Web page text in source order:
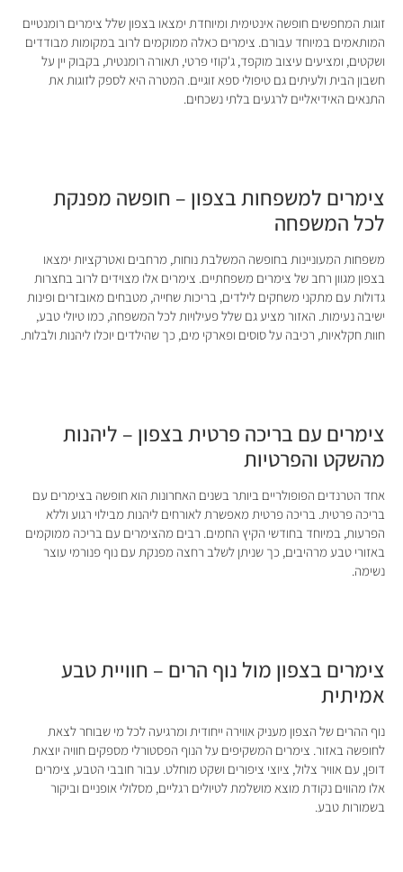
זוגות המחפשים חופשה אינטימית ומיוחדת ימצאו בצפון שלל צימרים רומנטיים
המותאמים במיוחד עבורם. צימרים כאלה ממוקמים לרוב במקומות מבודדים
ושקטים, ומציעים עיצוב מוקפד, ג'קוזי פרטי, תאורה רומנטית, בקבוק יין על
חשבון הבית ולעיתים גם טיפולי ספא זוגיים. המטרה היא לספק לזוגות את
התנאים האידיאליים לרגעים בלתי נשכחים.
צימרים למשפחות בצפון – חופשה מפנקת
לכל המשפחה
משפחות המעוניינות בחופשה המשלבת נוחות, מרחבים ואטרקציות ימצאו
בצפון מגוון רחב של צימרים משפחתיים. צימרים אלו מצוידים לרוב בחצרות
גדולות עם מתקני משחקים לילדים, בריכות שחייה, מטבחים מאובזרים ופינות
ישיבה נעימות. האזור מציע גם שלל פעילויות לכל המשפחה, כמו טיולי טבע,
חוות חקלאיות, רכיבה על סוסים ופארקי מים, כך שהילדים יוכלו ליהנות ולבלות.
צימרים עם בריכה פרטית בצפון – ליהנות
מהשקט והפרטיות
אחד הטרנדים הפופולריים ביותר בשנים האחרונות הוא חופשה בצימרים עם
בריכה פרטית. בריכה פרטית מאפשרת לאורחים ליהנות מבילוי רגוע וללא
הפרעות, במיוחד בחודשי הקיץ החמים. רבים מהצימרים עם בריכה ממוקמים
באזורי טבע מרהיבים, כך שניתן לשלב רחצה מפנקת עם נוף פנורמי עוצר
נשימה.
צימרים בצפון מול נוף הרים – חוויית טבע
אמיתית
נוף ההרים של הצפון מעניק אווירה ייחודית ומרגיעה לכל מי שבוחר לצאת
לחופשה באזור. צימרים המשקיפים על הנוף הפסטורלי מספקים חוויה יוצאת
דופן, עם אוויר צלול, ציוצי ציפורים ושקט מוחלט. עבור חובבי הטבע, צימרים
אלו מהווים נקודת מוצא מושלמת לטיולים רגליים, מסלולי אופניים וביקור
בשמורות טבע.